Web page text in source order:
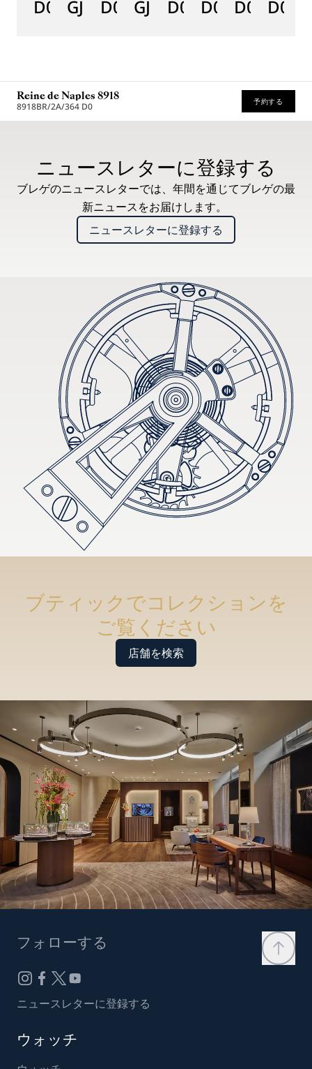
D0 GJ29BH89254DD5J4
D0 GJE25BH20.8985DB
D0 D0 D0 D000
Reine de Naples 8918
8918BR/2A/364 D0 予約する
ニュースレターに登録する
ブレゲのニュースレターでは、年間を通じてブレゲの最
新ニュースをお届けします。
ニュースレターに登録する
ブティックでコレクションを
ご覧ください
店舗を検索
フォローする
ニュースレターに登録する
ウォッチ